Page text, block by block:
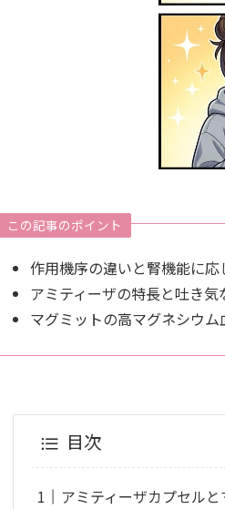
この記事のポイント
作用機序の違いと腎機能に
アミティーザの特長と吐き
マグミットの高マグネシウ
目次
アミティーザカプセル